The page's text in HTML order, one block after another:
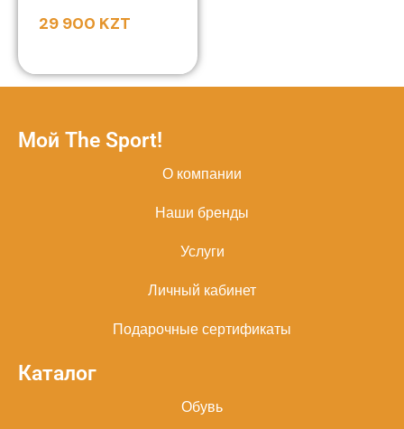
29 900 KZT
Мой The Sport!
О компании
Наши бренды
Услуги
Личный кабинет
Подарочные сертификаты
Каталог
Обувь